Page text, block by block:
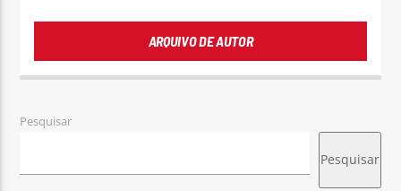
ARQUIVO DE AUTOR
Pesquisar
Pesquisar